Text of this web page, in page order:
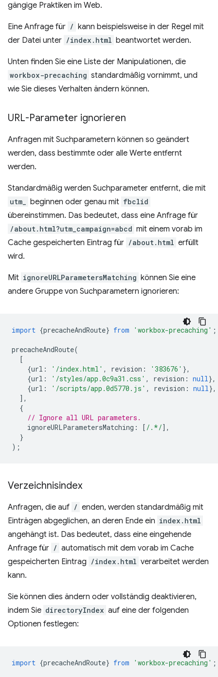
gängige Praktiken im Web.
Eine Anfrage für / kann beispielsweise in der Regel mit
der Datei unter /index.html beantwortet werden.
Unten finden Sie eine Liste der Manipulationen, die
workbox-precaching standardmäßig vornimmt, und
wie Sie dieses Verhalten ändern können.
URL-Parameter ignorieren
Anfragen mit Suchparametern können so geändert
werden, dass bestimmte oder alle Werte entfernt
werden.
Standardmäßig werden Suchparameter entfernt, die mit
utm_ beginnen oder genau mit fbclid
übereinstimmen. Das bedeutet, dass eine Anfrage für
/about.html?utm_campaign=abcd mit einem vorab im
Cache gespeicherten Eintrag für /about.html erfüllt
wird.
Mit ignoreURLParametersMatching können Sie eine
andere Gruppe von Suchparametern ignorieren:
import {precacheAndRoute} from 'workbox-precaching' ;
precacheAndRoute(
[
{url : '/index.html' , revision : '383676' },
{url : '/styles/app.0c9a31.css' , revision : null},
{url : '/scripts/app.0d5770.js' , revision : null},
],
{
// Ignore all URL parameters.
ignoreURLParametersMatching : [ /.*/],
}
);
Verzeichnisindex
Anfragen, die auf / enden, werden standardmäßig mit
Einträgen abgeglichen, an deren Ende ein index.html
angehängt ist. Das bedeutet, dass eine eingehende
Anfrage für / automatisch mit dem vorab im Cache
gespeicherten Eintrag /index.html verarbeitet werden
kann.
Sie können dies ändern oder vollständig deaktivieren,
indem Sie directoryIndex auf eine der folgenden
Optionen festlegen:
import {precacheAndRoute} from 'workbox-precaching' ;